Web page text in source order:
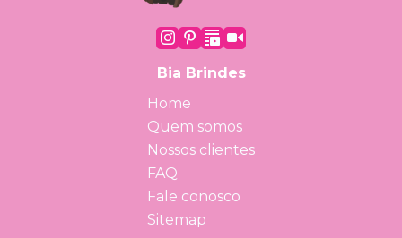
Bia Brindes
Home
Quem somos
Nossos clientes
FAQ
Fale conosco
Sitemap